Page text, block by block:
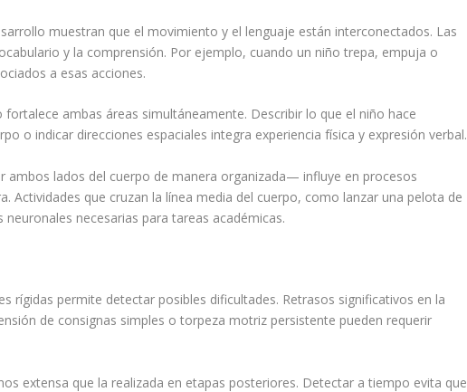
muestran que el movimiento y el lenguaje están interconectados. Las
y la comprensión. Por ejemplo, cuando un niño trepa, empuja o
a esas acciones.
ambas áreas simultáneamente. Describir lo que el niño hace
o indicar direcciones espaciales integra experiencia física y expresión verbal.
lados del cuerpo de manera organizada— influye en procesos
Actividades que cruzan la línea media del cuerpo, como lanzar una pelota de
necesarias para tareas académicas.
rígidas permite detectar posibles dificultades. Retrasos significativos en la
de consignas simples o torpeza motriz persistente pueden requerir
extensa que la realizada en etapas posteriores. Detectar a tiempo evita que